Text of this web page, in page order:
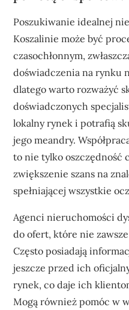
Poszukiwanie idealnej
Koszalinie może być
czasochłonnym,
doświadczenia na rynku
dlatego warto rozważyć
doświadczonych
lokalny rynek i potrafią
jego meandry.
to nie tylko oszczędność
zwiększenie szans na
spełniającej wszystkie
Agenci nieruchomości
do ofert, które nie
Często posiadają
jeszcze przed ich
rynek, co daje ich
Mogą również pomóc w